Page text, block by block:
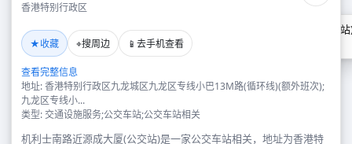
香港特别行政区
★收藏 ⌖搜周边 📱 去手机查看
查看完整信息
地址: 香港特别行政区九龙城区九龙区专线小巴13M路(循环线)(额外班次);
九龙区专线小...
类型: 交通设施服务;公交车站;公交车站相关
机利士南路近源成大厦(公交站)是一家公交车站相关，地址为香港特
机利士南路近源成大厦(公交